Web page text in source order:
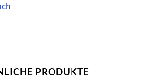
PRODUKTE